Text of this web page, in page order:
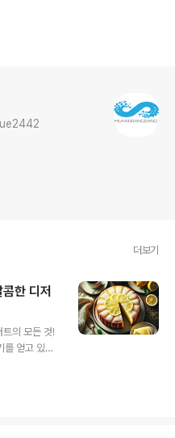
더보기
한 디저
의 모든 것!
얻고 있다
큼하고 촉